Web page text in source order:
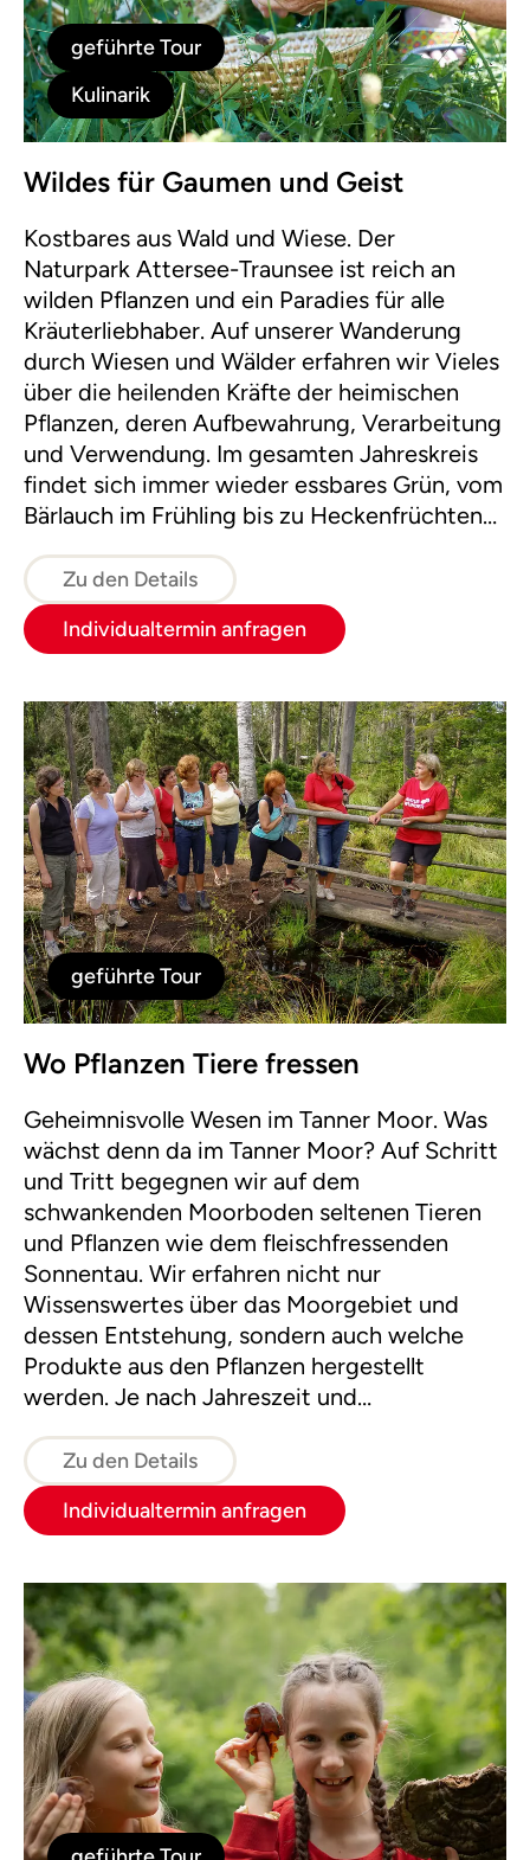
geführte Tour
Kulinarik
Wildes für Gaumen und Geist
Kostbares aus Wald und Wiese. Der
Naturpark Attersee-Traunsee ist reich an
wilden Pflanzen und ein Paradies für alle
Kräuterliebhaber. Auf unserer Wanderung
durch Wiesen und Wälder erfahren wir Vieles
über die heilenden Kräfte der heimischen
Pflanzen, deren Aufbewahrung, Verarbeitung
und Verwendung. Im gesamten Jahreskreis
findet sich immer wieder essbares Grün, vom
Bärlauch im Frühling bis zu Heckenfrüchten
und Genießbares der Naturpark zu bieten
hat.
Zu den Details
Individualtermin anfragen
geführte Tour
Wo Pflanzen Tiere fressen
Geheimnisvolle Wesen im Tanner Moor. Was
wächst denn da im Tanner Moor? Auf Schritt
und Tritt begegnen wir auf dem
schwankenden Moorboden seltenen Tieren
und Pflanzen wie dem fleischfressenden
Sonnentau. Wir erfahren nicht nur
Wissenswertes über das Moorgebiet und
dessen Entstehung, sondern auch welche
Produkte aus den Pflanzen hergestellt
werden. Je nach Jahreszeit und
aus der Natur mit Tipps zum Sammeln und
Haltbarmachen.
Zu den Details
Individualtermin anfragen